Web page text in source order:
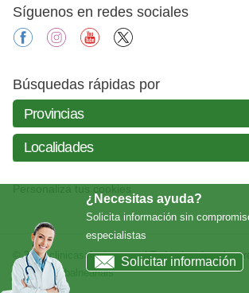
¿Necesitas ayuda?
Solicita información sin
especialistas
Solicitar información
Síguenos en redes sociales
facebookinstagramyoutube
Búsquedas rápidas por
Personaliza tus cookies
© 2026clinicasabortos.com| Todos los derechos
creada porbalneariais